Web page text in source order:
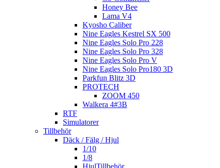
Honey Bee
Lama V4
Kyosho Caliber
Nine Eagles Kestrel SX 500
Nine Eagles Solo Pro 228
Nine Eagles Solo Pro 328
Nine Eagles Solo Pro V
Nine Eagles Solo Pro180 3D
Parkfun Blitz 3D
PROTECH
ZOOM 450
Walkera 4#3B
RTF
Simulatorer
Tillbehör
Däck / Fälg / Hjul
1/10
1/8
HjulTillbehör